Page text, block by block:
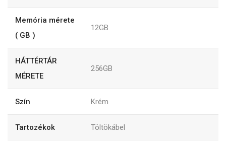
Memória mérete
( GB )
12GB
HÁTTÉRTÁR
MÉRETE
256GB
Szín Krém
Tartozékok Töltökábel